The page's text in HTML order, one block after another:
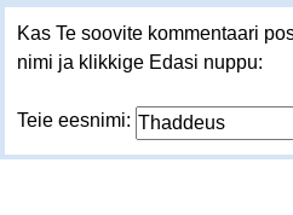
Kas Te soovite kommentaari
nimi ja klikkige Edasi nuppu:
Teie eesnimi: